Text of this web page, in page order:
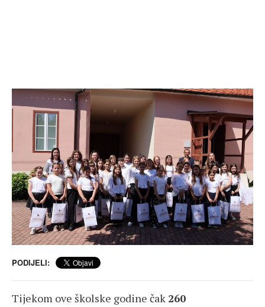
PODIJELI:
Tijekom ove školske godine čak 260